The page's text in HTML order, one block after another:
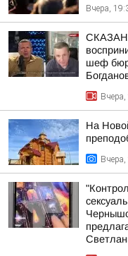
Вчера,
шеф
На